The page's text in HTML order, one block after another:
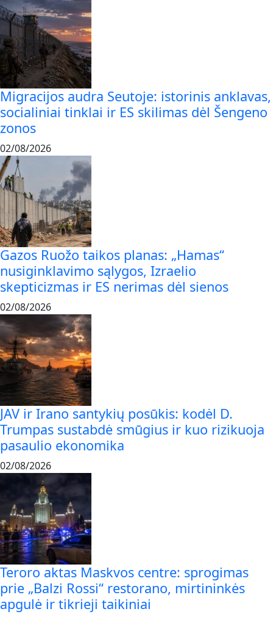
Migracijos audra Seutoje: istorinis anklavas,
socialiniai tinklai ir ES skilimas dėl Šengeno
zonos
02/08/2026
Gazos Ruožo taikos planas: „Hamas“
nusiginklavimo sąlygos, Izraelio
skepticizmas ir ES nerimas dėl sienos
02/08/2026
JAV ir Irano santykių posūkis: kodėl D.
Trumpas sustabdė smūgius ir kuo rizikuoja
pasaulio ekonomika
02/08/2026
Teroro aktas Maskvos centre: sprogimas
prie „Balzi Rossi“ restorano, mirtininkės
apgulė ir tikrieji taikiniai